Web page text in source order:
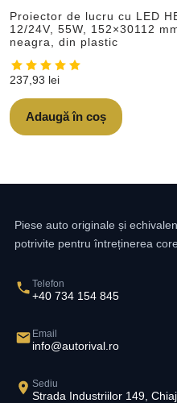
Proiector de lucru cu LED
12/24V, 55W, 152×30112
neagra, din plastic
237,93 lei
Adaugă în coș
Piese auto originale și
potrivite pentru întreținerea
Telefon
+40 734 154 845
Email
info@autorival.ro
Sediu
Strada Industriilor 149,